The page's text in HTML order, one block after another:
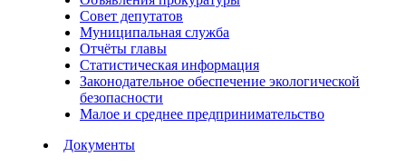
Совет депутатов
Муниципальная служба
Отчёты главы
Статистическая информация
Законодательное обеспечение экологической
безопасности
Малое и среднее предпринимательство
Документы